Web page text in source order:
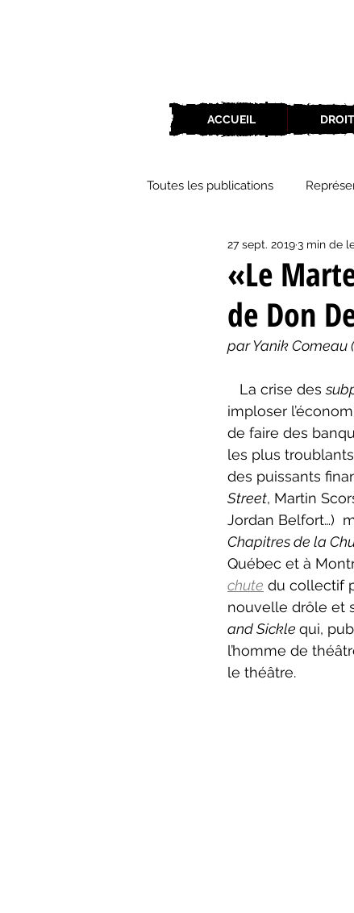
ACCUEIL
Toutes les publications
Zone Culture ZoneCulture
ZoneCulture 2018-2019
critique théâtre Rhinocéros
«Le
de Don
27 sept. 20193 min de
par Yanik
   La crise des
imploser
de faire des
les plus
des puissants
Street, Martin
Jordan Belfort…)
Chapitres de la
Québec et à
chute du collectif
nouvelle drôle et
and Sickle qui,
l’homme de
le théâtre.